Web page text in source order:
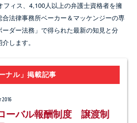
フィス、4,100人以上の弁護士資格者を擁
法律事務所ベーカー＆マッケンジーの専
ダー法務」で得られた最新の知見と分
します。
ナル」掲載記事
2016
ーバル報酬制度 譲渡制